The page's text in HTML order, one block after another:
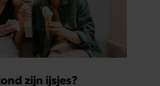
zijn ijsjes?